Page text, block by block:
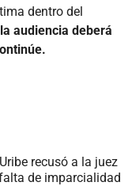
dentro del
audiencia deberá
recusó a la juez
de imparcialidad